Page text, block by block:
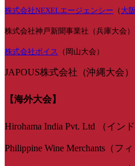
株式会社NEXELエージェンシー （ 大
株式会社神戸新聞事業社（兵庫大会）
株式会社ボイス （岡山大会）
JAPOUS株式会社（沖縄大会）
【海外大会】
Hirohama India Pvt. Ltd （インド
Philippine Wine Merchants（フ